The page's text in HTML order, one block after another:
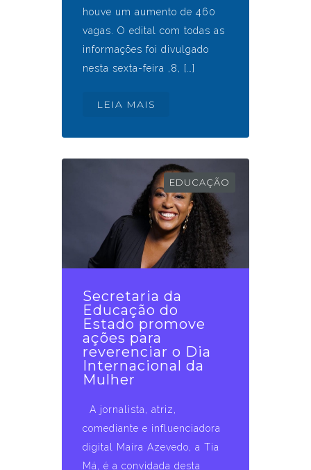
houve um aumento de 460
vagas. O edital com todas as
informações foi divulgado
nesta sexta-feira ,8, […]
LEIA MAIS
EDUCAÇÃO
Secretaria da
Educação do
Estado promove
ações para
reverenciar o Dia
Internacional da
Mulher
A jornalista, atriz,
comediante e influenciadora
digital Maíra Azevedo, a Tia
Má, é a convidada desta